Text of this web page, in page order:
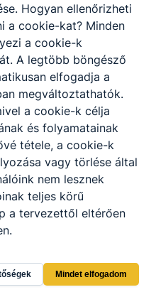
Hogyan ellenőrizheti
a cookie-kat? Minden
a cookie-k
A legtöbb böngésző
elfogadja a
megváltoztathatók.
a cookie-k célja
és folyamatainak
tétele, a cookie-k
vagy törlése által
nem lesznek
teljes körű
a tervezettől eltérően
Mindet elfogadom